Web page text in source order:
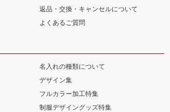
返品・交換・キャンセルについて
よくあるご質問
名入れの種類について
デザイン集
フルカラー加工特集
制服デザイングッズ特集